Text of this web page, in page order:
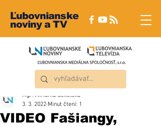
Ľubovnianske
noviny a TV
VIDEO Fašiangy,
Mgr. Miriama Sekelská
3. 3. 2022 Minut čtení: 1